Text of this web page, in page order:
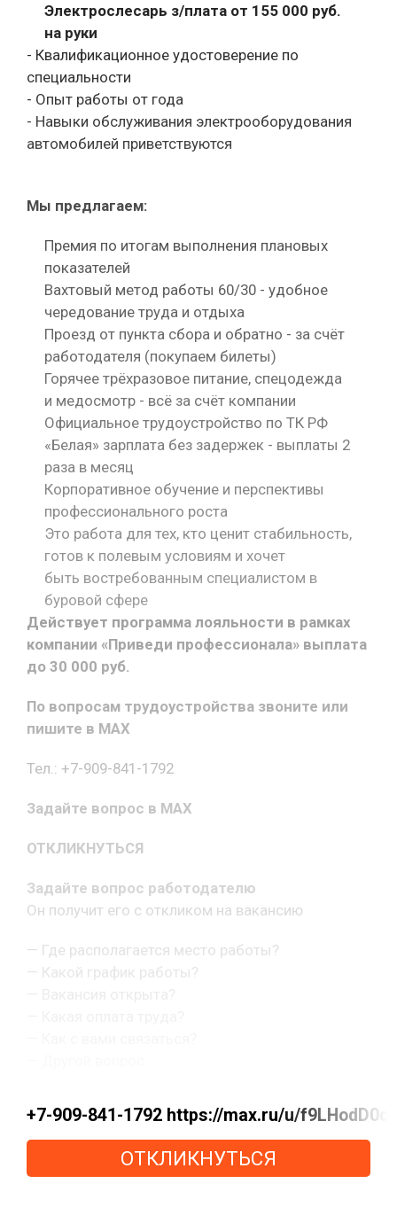
Электрослесарь з/плата от 155 000 руб.
на руки
- Квалификационное удостоверение по
специальности
- Опыт работы от года
- Навыки обслуживания электрооборудования
автомобилей приветствуются
Мы предлагаем:
Премия по итогам выполнения плановых
показателей
Вахтовый метод работы 60/30 - удобное
чередование труда и отдыха
Проезд от пункта сбора и обратно - за счёт
работодателя (покупаем билеты)
Горячее трёхразовое питание, спецодежда
и медосмотр - всё за счёт компании
Официальное трудоустройство по ТК РФ
«Белая» зарплата без задержек - выплаты 2
раза в месяц
Корпоративное обучение и перспективы
профессионального роста
Это работа для тех, кто ценит стабильность,
готов к полевым условиям и хочет
быть востребованным специалистом в
буровой сфере
Действует программа лояльности в рамках
компании «Приведи профессионала» выплата
до 30 000 руб.
По вопросам трудоустройства звоните или
пишите в MAX
Тел.: +7-909-841-1792
Задайте вопрос в MAX
ОТКЛИКНУТЬСЯ
Задайте вопрос работодателю
Он получит его с откликом на вакансию
— Где располагается место работы?
— Какой график работы?
+7-909-841-1792 https://max.ru/u/
ОТКЛИКНУТЬСЯ